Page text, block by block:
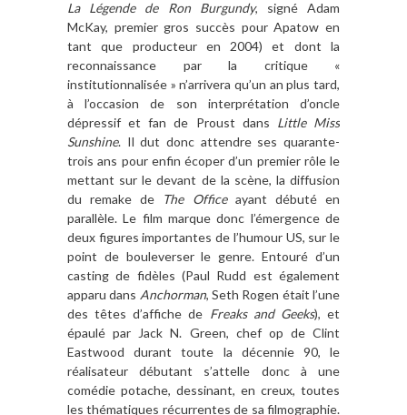
La Légende de Ron Burgundy, signé Adam
McKay, premier gros succès pour Apatow en
tant que producteur en 2004) et dont la
reconnaissance par la critique «
institutionnalisée »n’arrivera qu’un an plus tard,
à l’occasion de son interprétation d’oncle
dépressif et fan de Proust dans Little Miss
Sunshine. Il dut donc attendre ses quarante-
trois ans pour enfin écoper d’un premier rôle le
mettant sur le devant de la scène, la diffusion
du remake de The Officeayant débutéen
parallèle. Le film marque donc l’émergence de
deux figures importantes de l’humour US, sur le
point de bouleverser le genre. Entouré d’un
casting de fidèles (Paul Rudd est également
apparu dans Anchorman, Seth Rogen était l’une
des têtes d’affiche de Freaks and Geeks), et
épaulépar Jack N. Green, chef op de Clint
Eastwood durant toute la décennie 90, le
réalisateur débutant s’attelle donc àune
comédie potache, dessinant, en creux, toutes
les thématiques récurrentes de sa filmographie.